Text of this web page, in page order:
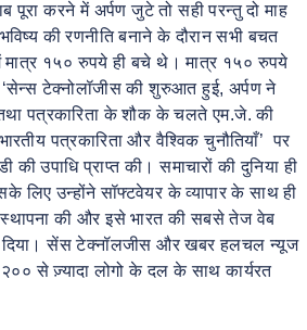
पूरा करने में अर्पण जुटे तो सही परन्तु दो माह
की रणनीति बनाने के दौरान सभी बचत
१५० रुपये ही बचे थे। मात्र १५० रुपये
टेक्नोलॉजीस की शुरुआत हुई, अर्पण ने
पत्रकारिता के शौक के चलते एम.जे. की
पत्रकारिता और वैश्विक चुनौतियाँ’ पर
की उपाधि प्राप्त की। समाचारों की दुनिया ही
लिए उन्होंने सॉफ्टवेयर के व्यापार के साथ ही
की और इसे भारत की सबसे तेज वेब
सेंस टेक्नॉलजीस और खबर हलचल न्यूज
से ज़्यादा लोगो के दल के साथ कार्यरत